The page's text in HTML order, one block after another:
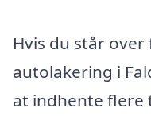
Hvis du står
autolakering i
at indhente flere